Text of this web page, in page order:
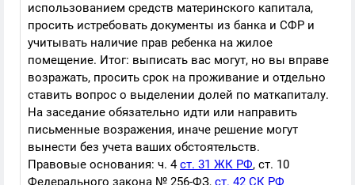
использованием средств материнского капитала,
просить истребовать документы из банка и СФР и
учитывать наличие прав ребенка на жилое
помещение. Итог: выписать вас могут, но вы вправе
возражать, просить срок на проживание и отдельно
ставить вопрос о выделении долей по маткапиталу.
На заседание обязательно идти или направить
письменные возражения, иначе решение могут
вынести без учета ваших обстоятельств.
Правовые основания: ч. 4ст. 31 ЖК РФ, ст. 10
Федерального закона № 256-ФЗ, ст. 42 СК РФ